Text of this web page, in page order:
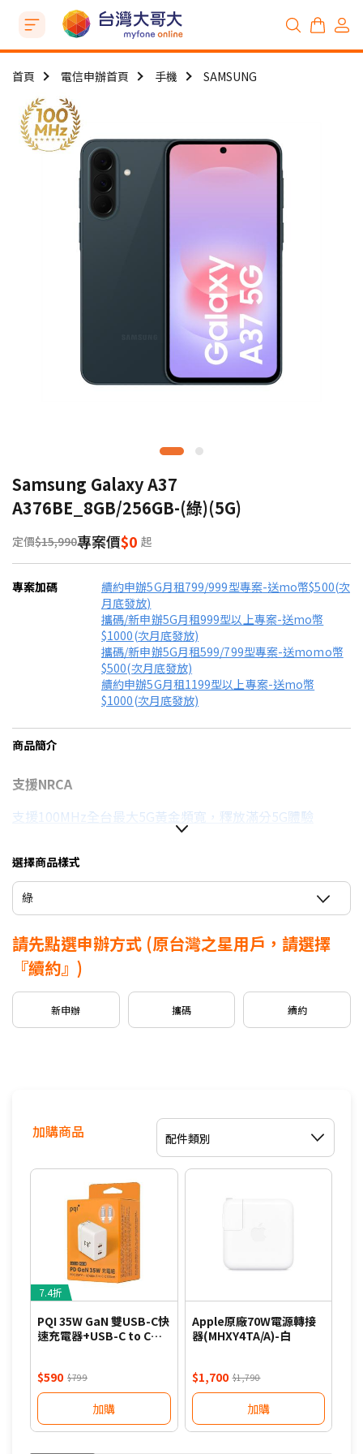
首頁 電信申辦首頁 手機 SAMSUNG
Samsung Galaxy A37
A376BE_8GB/256GB-(綠)(5G)
定價$15,990專案價$0 起
專案加碼
續約申辦5G月租799/999型專案-送mo幣$500(次
月底發放)
攜碼/新申辦5G月租999型以上專案-送mo幣
$1000(次月底發放)
攜碼/新申辦5G月租599/799型專案-送momo幣
$500(次月底發放)
續約申辦5G月租1199型以上專案-送mo幣
$1000(次月底發放)
商品簡介
支援NRCA
支援100MHz全台最大5G黃金頻寬，釋放滿分5G體驗
信用卡優惠
台灣大哥大Open Possible聯名卡最高回饋2%
選擇商品樣式
綠
請先點選申辦方式 (原台灣之星用戶，請選擇
『續約』)
新申辦 攜碼 續約
加購商品 配件類別
7.4折
PQI 35W GaN 雙USB-C快
速充電器+USB-C to C編
$590 $799
加購
Apple原廠70W電源轉接
器(MHXY4TA/A)-白
$1,700 $1,790
加購